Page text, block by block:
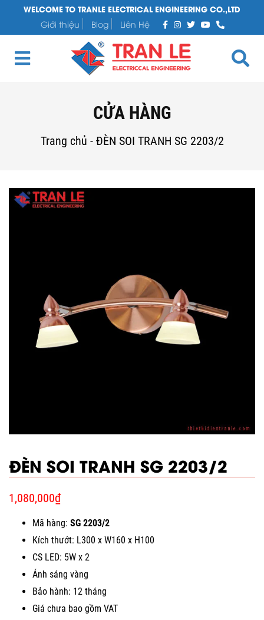
WELCOME TO TRANLE ELECTRICAL ENGINEERING CO.,LTD
Giới thiệu
Blog Liên Hệ
CỬA HÀNG
Trang chủ - ĐÈN SOI TRANH SG 2203/2
ĐÈN SOI TRANH SG 2203/2
1,080,000₫
Mã hàng: SG 2203/2
Kích thướt: L300 x W160 x H100
CS LED: 5W x 2
Ánh sáng vàng
Bảo hành: 12 tháng
Giá chưa bao gồm VAT